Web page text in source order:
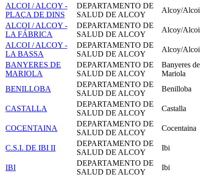
ALCOI / ALCOY -
PLAÇA DE DINS
DEPARTAMENTO DE
SALUD DE ALCOY
Alcoy/Alcoi
ALCOI / ALCOY -
LA FÁBRICA
DEPARTAMENTO DE
SALUD DE ALCOY
Alcoy/Alcoi
ALCOI / ALCOY -
LA BASSA
DEPARTAMENTO DE
SALUD DE ALCOY
Alcoy/Alcoi
BANYERES DE
MARIOLA
DEPARTAMENTO DE
SALUD DE ALCOY
Banyeres de
Mariola
BENILLOBA
DEPARTAMENTO DE
SALUD DE ALCOY
Benilloba
CASTALLA
DEPARTAMENTO DE
SALUD DE ALCOY
Castalla
COCENTAINA
DEPARTAMENTO DE
SALUD DE ALCOY
Cocentaina
C.S.I. DE IBI II
DEPARTAMENTO DE
SALUD DE ALCOY
Ibi
IBI
DEPARTAMENTO DE
SALUD DE ALCOY
Ibi